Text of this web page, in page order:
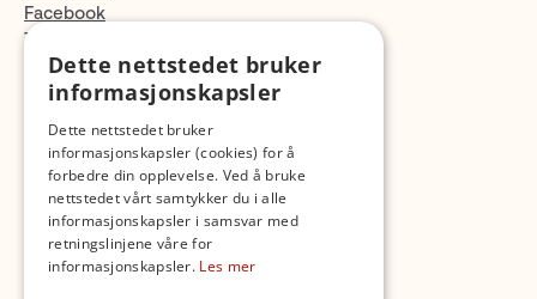
Facebook
TikTok
Fotopodden
Dette nettstedet bruker
informasjonskapsler
Dette nettstedet bruker
informasjonskapsler (cookies) for å
forbedre din opplevelse. Ved å bruke
nettstedet vårt samtykker du i alle
informasjonskapsler i samsvar med
retningslinjene våre for
informasjonskapsler. Les mer